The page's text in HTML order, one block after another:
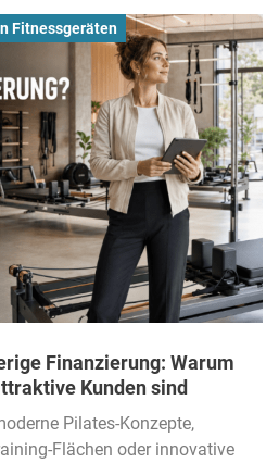
Fitnessgeräten
Finanzierung: Warum
Kunden sind
Pilates-Konzepte,
Flächen oder innovative